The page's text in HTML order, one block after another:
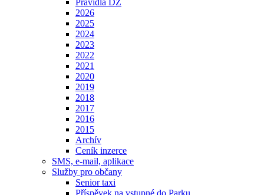
Pravidla DZ
2026
2025
2024
2023
2022
2021
2020
2019
2018
2017
2016
2015
Archív
Ceník inzerce
SMS, e-mail, aplikace
Služby pro občany
Senior taxi
Příspěvek na vstupné do Parku